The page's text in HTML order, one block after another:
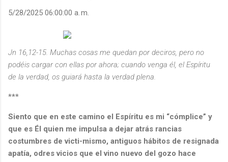
5/28/2025 06:00:00 a. m.
Jn 16,12-15. Muchas cosas me quedan por deciros, pero no
podéis cargar con ellas por ahora; cuando venga él, el Espíritu
de la verdad, os guiará hasta la verdad plena.
***
Siento que en este camino el Espíritu es mi “cómplice” y
que es Él quien me impulsa a dejar atrás rancias
costumbres de victi-mismo, antiguos hábitos de resignada
apatía, odres vicios que el vino nuevo del gozo hace